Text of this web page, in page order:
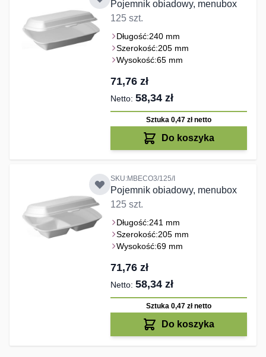
Pojemnik obiadowy, menubox
125 szt.
Długość:240 mm
Szerokość:205 mm
Wysokość:65 mm
71,76 zł
58,34 zł
Sztuka 0,47 złnetto
Do koszyka
SKU:MBECO3/125/I
Pojemnik obiadowy, menubox
125 szt.
Długość:241 mm
Szerokość:205 mm
Wysokość:69 mm
71,76 zł
58,34 zł
Sztuka 0,47 złnetto
Do koszyka